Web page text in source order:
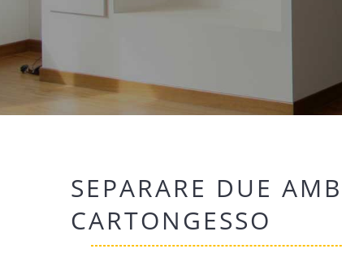
SEPARARE DUE
CARTONGESSO